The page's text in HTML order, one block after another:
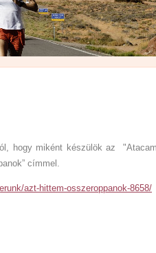
hogy miként készülök az
címmel.
azt-hittem-osszeroppanok-8658/